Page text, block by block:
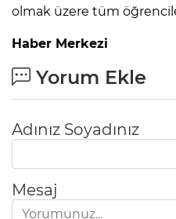
olmak üzere tüm
Haber Merkezi
Yorum Ekle
Adınız Soyadınız
Mesaj